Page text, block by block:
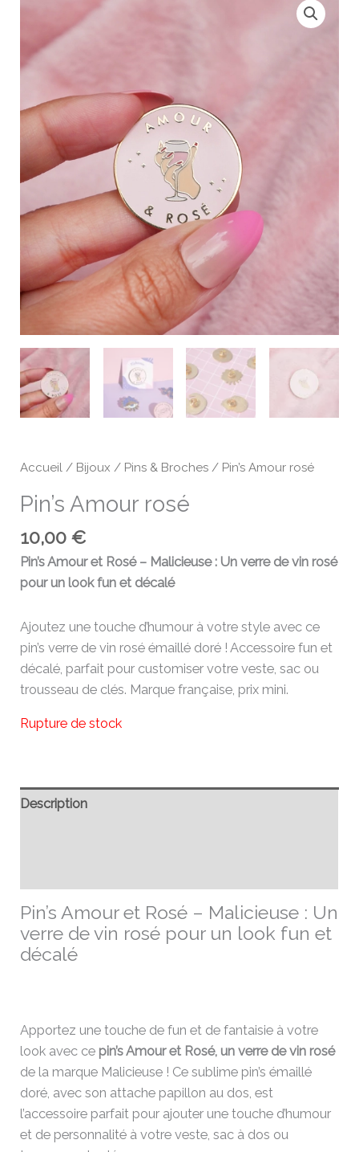
Accueil / Bijoux / Pins & Broches / Pin’s Amour rosé
Pin’s Amour rosé
10,00€
Pin’s Amour et Rosé – Malicieuse : Un verre de vin rosé
pour un look fun et décalé
Ajoutez une touche d’humour à votre style avec ce
pin’s verre de vin rosé émaillé doré ! Accessoire fun et
décalé, parfait pour customiser votre veste, sac ou
trousseau de clés. Marque française, prix mini.
Rupture de stock
Description
Pin’s Amour et Rosé – Malicieuse : Un
verre de vin rosé pour un look fun et
décalé
Apportez une touche de fun et de fantaisie à votre
look avec ce pin’s Amour et Rosé, un verre de vin rosé
de la marque Malicieuse ! Ce sublime pin’s émaillé
doré, avec son attache papillon au dos, est
l’accessoire parfait pour ajouter une touche d’humour
et de personnalité à votre veste, sac à dos ou